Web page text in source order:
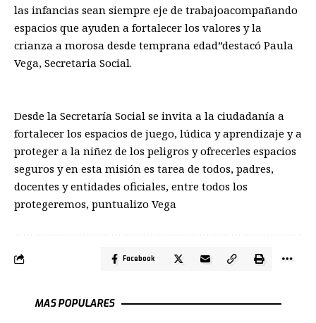
las infancias sean siempre eje de trabajoacompañando
espacios que ayuden a fortalecer los valores y la
crianza a morosa desde temprana edad”destacó Paula
Vega, Secretaria Social.
Desde la Secretaría Social se invita a la ciudadanía a
fortalecer los espacios de juego, lúdica y aprendizaje y a
proteger a la niñez de los peligros y ofrecerles espacios
seguros y en esta misión es tarea de todos, padres,
docentes y entidades oficiales, entre todos los
protegeremos, puntualizo Vega
Facebook
MAS POPULARES